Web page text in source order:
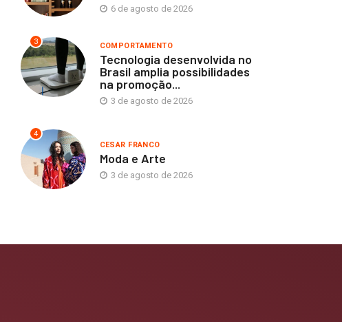
6 de agosto de 2026
3 COMPORTAMENTO
Tecnologia desenvolvida no
Brasil amplia possibilidades
na promoção...
3 de agosto de 2026
4
CESAR FRANCO
Moda e Arte
3 de agosto de 2026